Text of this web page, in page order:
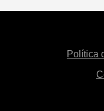
Política